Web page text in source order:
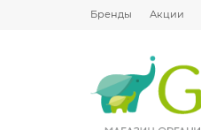
Бренды Акции